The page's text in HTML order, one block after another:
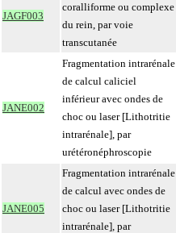
JAGF003
coralliforme ou complexe
du rein, par voie
transcutanée
JANE002
Fragmentation intrarénale
de calcul caliciel
inférieur avec ondes de
choc ou laser [Lithotritie
intrarénale], par
urétéronéphroscopie
JANE005
Fragmentation intrarénale
de calcul avec ondes de
choc ou laser [Lithotritie
intrarénale], par